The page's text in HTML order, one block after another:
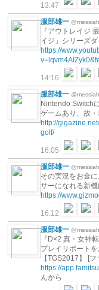
13:47
服部雄一
『アウトレイジ
イジ」シリーズダ
https://
14:16
服部雄一
Nintendo Switch
ゲームあり、故
http://
golf/
16:05
服部雄一
その実況をお金
サーになれる新
https://
16:12
服部雄一
『D×2 真・女神
プレイリポート
【TGS2017】 [フ
https://
んから